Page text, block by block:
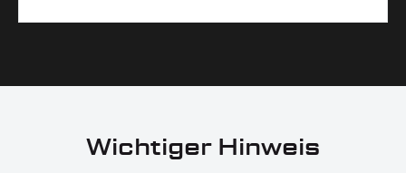
korrekt an deinem Motorrad zu installieren.
Ja, du kannst die Teile innerhalb von 14 Tagen
Rücksendung findest du in unseren
Wichtiger Hinweis